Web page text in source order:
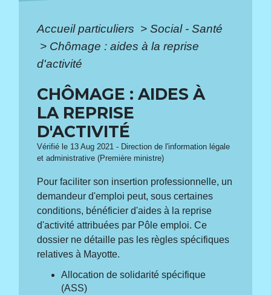
Accueil particuliers > Social - Santé
> Chômage : aides à la reprise
d'activité
CHÔMAGE : AIDES À
LA REPRISE
D'ACTIVITÉ
Vérifié le 13 Aug 2021 - Direction de l'information légale
et administrative (Première ministre)
Pour faciliter son insertion professionnelle, un
demandeur d'emploi peut, sous certaines
conditions, bénéficier d'aides à la reprise
d'activité attribuées par Pôle emploi. Ce
dossier ne détaille pas les règles spécifiques
relatives à Mayotte.
Allocation de solidarité spécifique
(ASS)